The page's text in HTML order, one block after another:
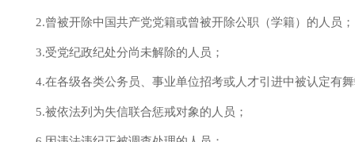
2.曾被开除中国共产党党籍或曾被开除公职（学籍）的人员；
3.受党纪政纪处分尚未解除的 人员 ；
4.在各级各类公务员 事业单位招考或人才引进中被认定有
5.被依法列为失信联合惩戒对象的人员；